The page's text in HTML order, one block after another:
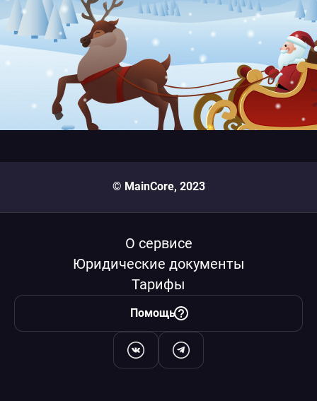
© MainCore, 2023
О сервисе
Юридические документы
Тарифы
Помощь